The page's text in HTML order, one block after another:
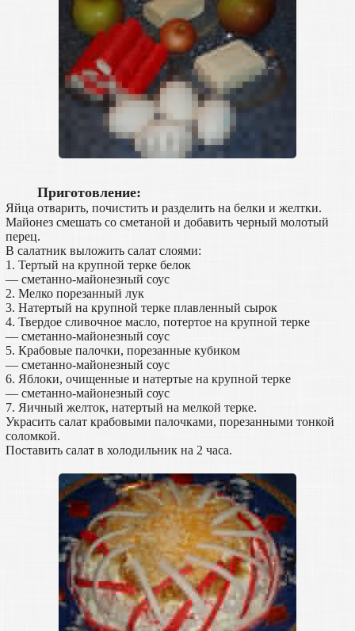
Приготовление:
Яйца отварить, почистить и разделить на белки и желтки.
Майонез смешать со сметаной и добавить черный молотый
перец.
В салатник выложить салат слоями:
1. Тертый на крупной терке белок
— сметанно-майонезный соус
2. Мелко порезанный лук
3. Натертый на крупной терке плавленный сырок
4. Твердое сливочное масло, потертое на крупной терке
— сметанно-майонезный соус
5. Крабовые палочки, порезанные кубиком
— сметанно-майонезный соус
6. Яблоки, очищенные и натертые на крупной терке
— сметанно-майонезный соус
7. Яичный желток, натертый на мелкой терке.
Украсить салат крабовыми палочками, порезанными тонкой
соломкой.
Поставить салат в холодильник на 2 часа.